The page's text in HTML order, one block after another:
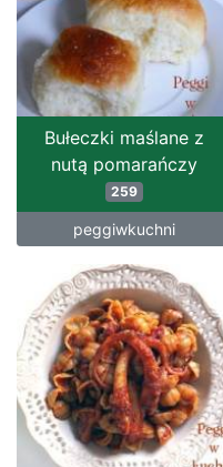
Bułeczki maślane z
nutą pomarańczy
259
peggiwkuchni